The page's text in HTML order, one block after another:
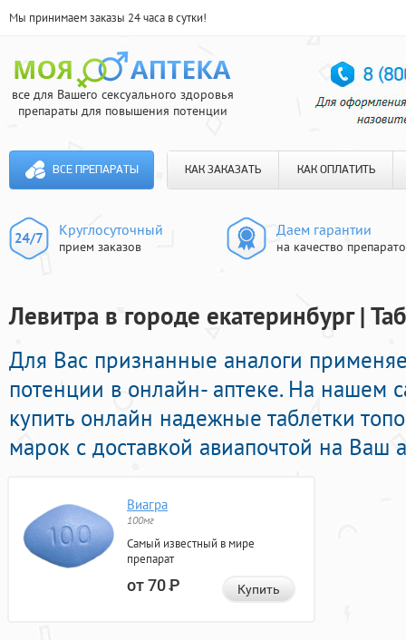
Мы принимаем заказы 24 часа в сутки!
все для Вашего сексуального здоровья
препараты для повышения потенции
ВСЕ ПРЕПАРАТЫ КАК ЗАКАЗАТЬ КАК ОПЛАТИТЬ
Круглосуточный
прием заказов
Даем гарантии
на качество
Левитра в городе екатеринбург |
Для Вас признанные аналоги
потенции в онлайн- аптеке. На нашем
купить онлайн надежные таблетки
марок с доставкой авиапочтой на Ваш
Виагра
100мг
Самый известный в мире
препарат
от 70Р Купить